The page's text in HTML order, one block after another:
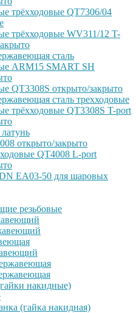
трёхходовые QT7306/04
трёхходовые WV311/12 T-
сталь
ARM15 SMART SH
QT3308S открыто/закрыто
сталь трехходовые
трёхходовые QT3308S T-port
открыто/закрыто
QT4008 L-port
EA03-50 для шаровых
резьбовые
накидные)
(гайка накидная)